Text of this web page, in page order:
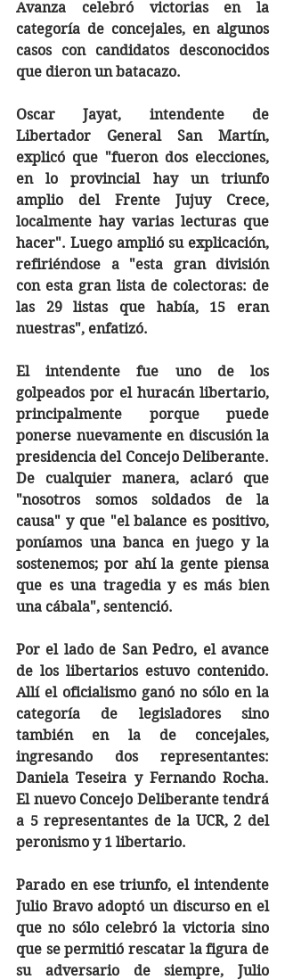
Avanza celebró victorias en la
categoría de concejales, en algunos
casos con candidatos desconocidos
que dieron un batacazo.
Oscar Jayat, intendente de
Libertador General San Martín,
explicó que "fueron dos elecciones,
en lo provincial hay un triunfo
amplio del Frente Jujuy Crece,
localmente hay varias lecturas que
hacer". Luego amplió su explicación,
refiriéndose a "esta gran división
con esta gran lista de colectoras: de
las 29 listas que había, 15 eran
nuestras", enfatizó.
El intendente fue uno de los
golpeados por el huracán libertario,
principalmente porque puede
ponerse nuevamente en discusión la
presidencia del Concejo Deliberante.
De cualquier manera, aclaró que
"nosotros somos soldados de la
causa" y que "el balance es positivo,
poníamos una banca en juego y la
sostenemos; por ahí la gente piensa
que es una tragedia y es más bien
una cábala", sentenció.
Por el lado de San Pedro, el avance
de los libertarios estuvo contenido.
Allí el oficialismo ganó no sólo en la
categoría de legisladores sino
también en la de concejales,
ingresando dos representantes:
Daniela Teseira y Fernando Rocha.
El nuevo Concejo Deliberante tendrá
a 5 representantes de la UCR, 2 del
peronismo y 1 libertario.
Parado en ese triunfo, el intendente
Julio Bravo adoptó un discurso en el
que no sólo celebró la victoria sino
que se permitió rescatar la figura de
su adversario de siempre, Julio